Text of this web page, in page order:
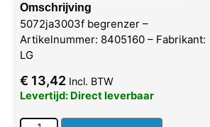
Omschrijving
5072ja3003f begrenzer –
Artikelnummer: 8405160 – Fabrikant:
LG
€ 13,42 Incl. BTW
Levertijd: Direct leverbaar